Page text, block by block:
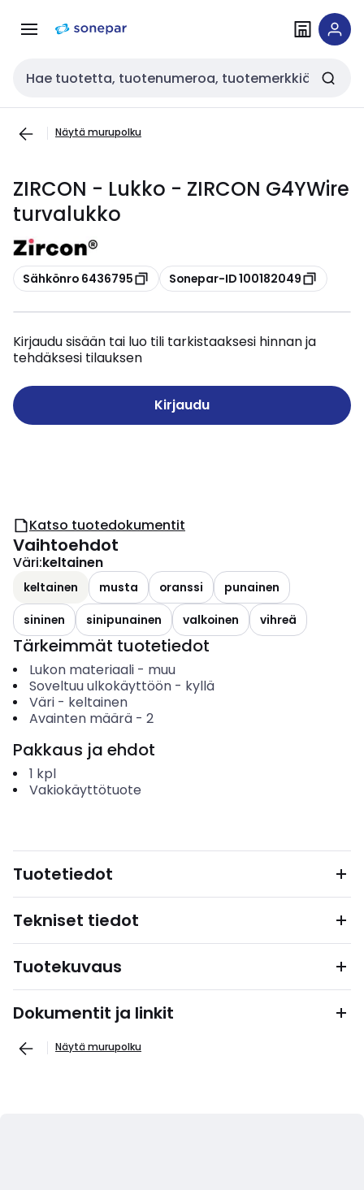
navigointiinsisältöön
Haku
Näytä murupolku
ZIRCON - Lukko - ZIRCON G4YWire
turvalukko
Kopioi
Sähkönro 6436795 Kopioi
Sonepar-ID 100182049
Kirjaudu sisään tai luo tili tarkistaaksesi hinnan ja
tehdäksesi tilauksen
Kirjaudu
Katso tuotedokumentit
Vaihtoehdot
Väri:keltainen
keltainen musta oranssi
punainen
sininen
sinipunainen valkoinen vihreä
Tärkeimmät tuotetiedot
Lukon materiaali- muu
Soveltuu ulkokäyttöön- kyllä
Väri- keltainen
Avainten määrä- 2
Pakkaus ja ehdot
1 kpl
Vakiokäyttötuote
Tuotetiedot
Tekniset tiedot
Tuotekuvaus
Dokumentit ja linkit
Näytä murupolku